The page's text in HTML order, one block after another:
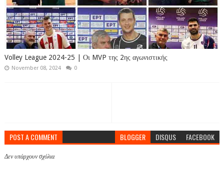
Volley League 2024-25 | Οι MVP της 2ης αγωνιστικής
November 08, 2024 0
POST A COMMENT BLOGGER DISQUS FACEBOOK
Δεν υπάρχουν σχόλια